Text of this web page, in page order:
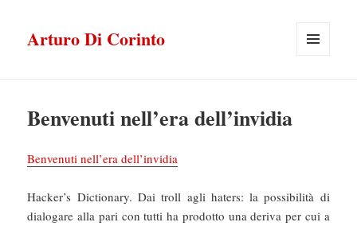
Arturo Di Corinto
Benvenuti nell’era dell’invidia
Benvenuti nell’era dell’invidia
Hacker’s Dictionary. Dai troll agli haters: la possibilità di
dialogare alla pari con tutti ha prodotto una deriva per cui a